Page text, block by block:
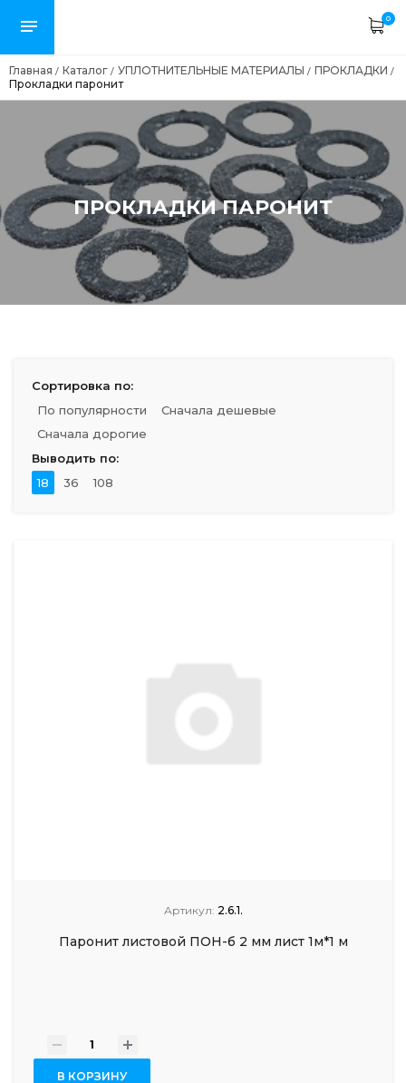
0
Главная / Каталог / УПЛОТНИТЕЛЬНЫЕ МАТЕРИАЛЫ / ПРОКЛАДКИ /
Прокладки паронит
ПРОКЛАДКИ ПАРОНИТ
Сортировка по:
По популярности
Сначала дешевые
Сначала дорогие
Выводить по:
18
36 108
Артикул: 2.6.1.
Паронит листовой ПОН-б 2 мм лист 1м*1 м
- +
В КОРЗИНУ